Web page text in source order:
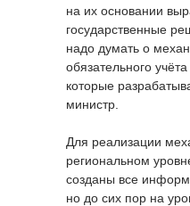
на их основании
государственные
надо думать о
обязательного
которые
министр.
Для реализации
региональном
созданы все
но до сих пор на